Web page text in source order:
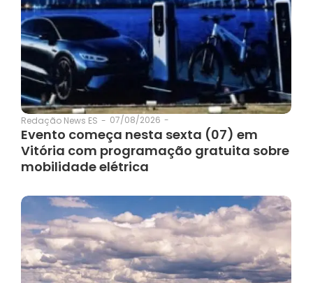
Redação News ES - 07/08/2026 -
Evento começa nesta sexta (07) em
Vitória com programação gratuita sobre
mobilidade elétrica